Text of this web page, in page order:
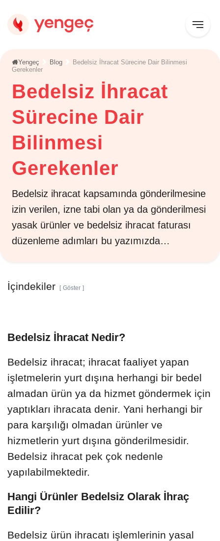
Yengeç Blog
Bedelsiz İhracat Sürecine Dair Bilinmesi
Gerekenler
Bedelsiz İhracat
Sürecine Dair
Bilinmesi
Gerekenler
Bedelsiz ihracat kapsamında gönderilmesine
izin verilen, izne tabi olan ya da gönderilmesi
yasak ürünler ve bedelsiz ihracat faturası
düzenleme adımları bu yazımızda…
Bedelsiz İhracat Nedir?
Bedelsiz ihracat; ihracat faaliyet yapan
işletmelerin yurt dışına herhangi bir bedel
almadan ürün ya da hizmet göndermek için
yaptıkları ihracata denir. Yani herhangi bir
para karşılığı olmadan ürünler ve
hizmetlerin yurt dışına gönderilmesidir.
Bedelsiz ihracat pek çok nedenle
yapılabilmektedir.
Hangi Ürünler Bedelsiz Olarak İhraç
Edilir?
Bedelsiz ürün ihracatı işlemlerinin yasal
İçindekiler Göster